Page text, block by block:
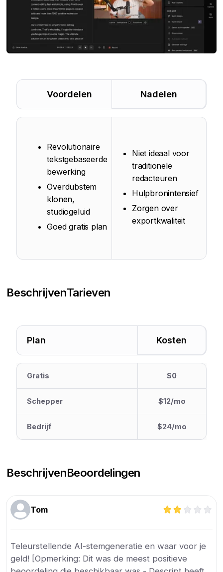
Voordelen Nadelen
Revolutionaire
tekstgebaseerde
bewerking
Overdubstem
klonen,
studiogeluid
Goed gratis plan
Niet ideaal voor
traditionele
redacteuren
Hulpbronintensief
Zorgen over
exportkwaliteit
BeschrijvenTarieven
Plan Kosten
Gratis $0
Schepper $12/mo
Bedrijf $24/mo
BeschrijvenBeoordelingen
Tom
Teleurstellende AI-stemgeneratie en waar voor je
geld! [Opmerking: Dit was de meest positieve